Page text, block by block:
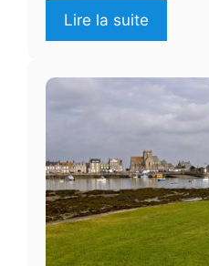
Lire la suite